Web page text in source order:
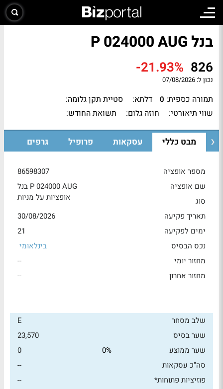
בנל P 024000 AUG
826
-21.93%
נכון ל: 07/08/2026
תמורה כספית: 0 דלתא:
סטיית תקן גלומה:
שווי תיאורטי:
חוזה גלום: תשואת החודש:
מבט כללי עסקאות פרופיל גרפים
מספר אופציה
86598307
שם אופציה
בנל P 024000 AUG
סוג
אופציות על מניות
תאריך פקיעה
30/08/2026
ימים לפקיעה
21
נכס הבסיס
בינלאומי
מחזור יומי
--
מחזור אחרון
--
שלב מסחר
E
שער בסיס
23,570
שער ממוצע
0%
0
סה"כ עסקאות
--
פוזיציות פתוחות*
--